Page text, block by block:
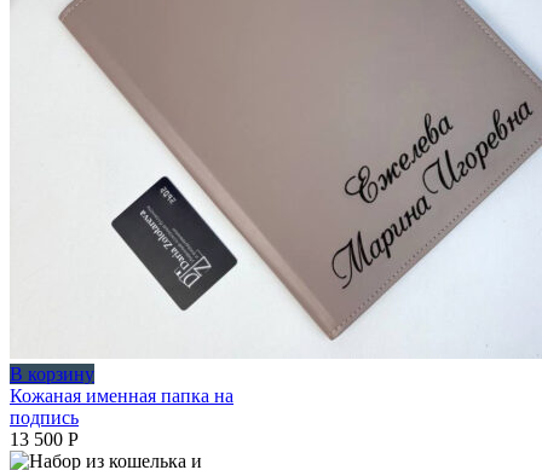
В корзину
Кожаная именная папка на
подпись
13 500 Р